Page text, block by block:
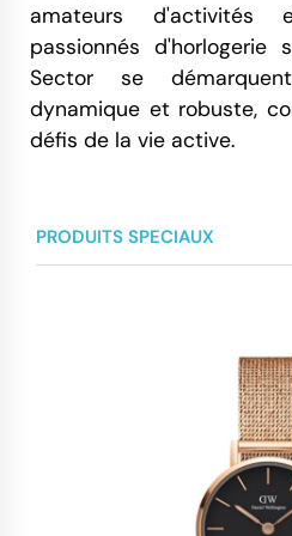
amateurs d'activités
passionnés d'horlogerie
Sector se
dynamique et robuste,
défis de la vie active.
PRODUITS SPECIAUX